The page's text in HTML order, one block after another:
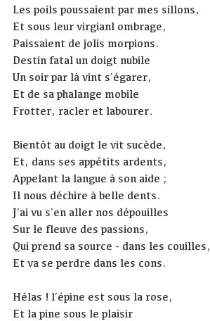
Les poils poussaient par mes sillons,
Et sous leur virgianl ombrage,
Paissaient de jolis morpions.
Destin fatal un doigt nubile
Un soir par là vint s’égarer,
Et de sa phalange mobile
Frotter, racler et labourer.
Bientôt au doigt le vit sucède,
Et, dans ses appétits ardents,
Appelant la langue à son aide ;
Il nous déchire à belle dents.
J’ai vu s’en aller nos dépouilles
Sur le fleuve des passions,
Qui prend sa source - dans les couilles,
Et va se perdre dans les cons.
Hélas ! l’épine est sous la rose,
Et la pine sous le plaisir